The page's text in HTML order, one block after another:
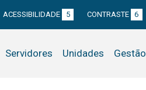
ACESSIBILIDADE 5 CONTRASTE 6
Servidores Unidades Gestão